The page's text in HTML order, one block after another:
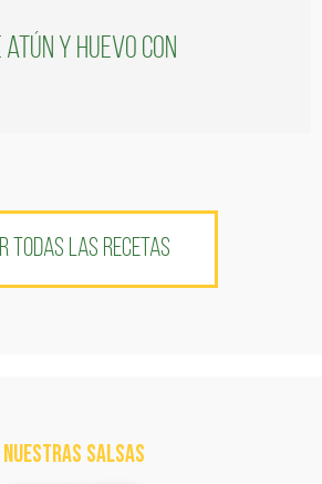
atún y huevo con
TODAS LAS RECETAS
NUESTRAS SALSAS